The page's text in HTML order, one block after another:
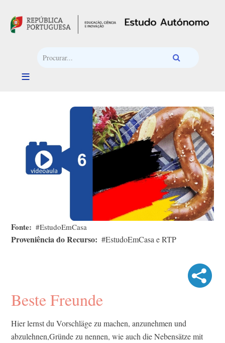
Fonte #EstudoEmCasa
Proveniência do Recurso #EstudoEmCasa e RTP
Beste Freunde
Hier lernst du Vorschläge zu machen, anzunehmen und
abzulehnen,Gründe zu nennen, wie auch die Nebensätze mit